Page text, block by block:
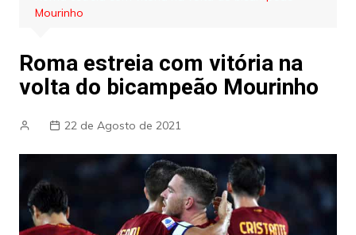
Mourinho
Roma estreia com vitória na
volta do bicampeão Mourinho
22 de Agosto de 2021